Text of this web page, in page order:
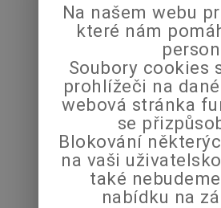
Na našem webu
které nám
Soubory cookies
prohlížeči na
webová stránka
se
Blokování
na vaši
také
nabídku na